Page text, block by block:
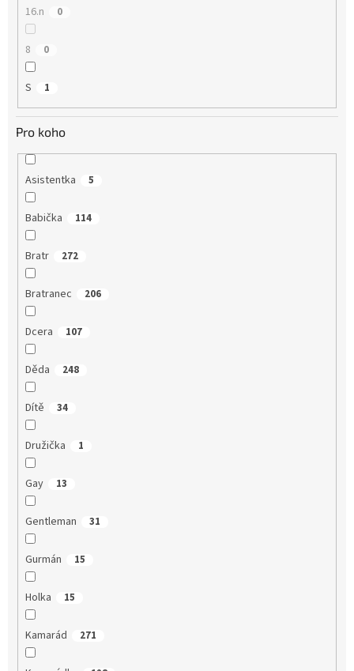
16.n 0
8 0
S 1
Pro koho
Asistentka 5
Babička 114
Bratr 272
Bratranec 206
Dcera 107
Děda 248
Dítě 34
Družička 1
Gay 13
Gentleman 31
Gurmán 15
Holka 15
Kamarád 271